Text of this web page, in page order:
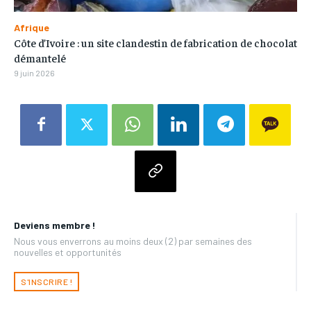
Deviens membre !
Nous vous enverrons au moins deux (2) par semaines des
nouvelles et opportunités
S'INSCRIRE !
Afrique
Côte d’Ivoire : un site clandestin de fabrication de chocolat
démantelé
9 juin 2026